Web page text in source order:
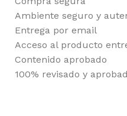
Ambiente seguro y
Entrega por email
Acceso al producto
Contenido aprobado
100% revisado y